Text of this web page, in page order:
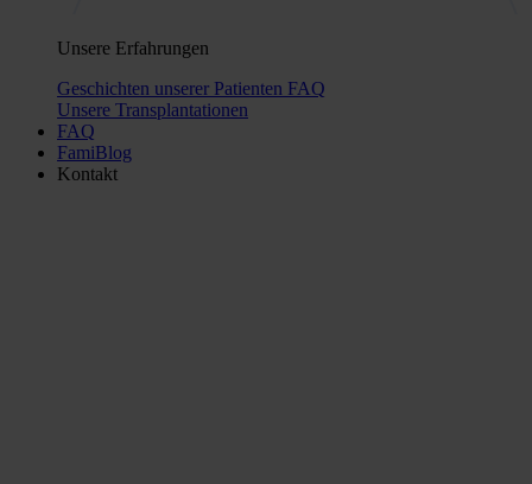
Unsere Erfahrungen
Geschichten unserer Patienten FAQ
Unsere Transplantationen
FAQ
FamiBlog
Kontakt